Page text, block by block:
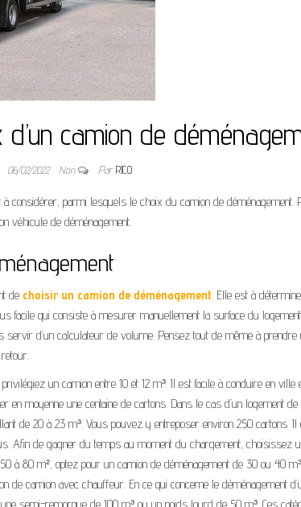
camion de
06/02/2022 Non ParRICO
considérer, parmi lesquels le choix du camion de déménagement.
véhicule de déménagement.
de choisir un camion de déménagement. Elle est à
facile qui consiste à mesurer manuellement la surface du
servir d’un calculateur de volume. Pensez tout de même à
un camion entre 10 et 12 m³. Il est facile à conduire en ville
en moyenne une centaine de cartons. Dans le cas d’un logement
de 20 à 23 m³. Vous pouvez y entreposer environ 250 cartons. Il
Afin de gagner du temps au moment du chargement, choisissez
à 80 m², optez pour un camion de déménagement de 30 ou 40
de camion avec chauffeur. En ce qui concerne le déménagement